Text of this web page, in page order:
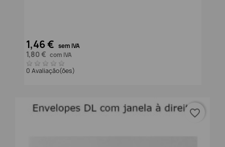
1,46 € sem IVA
1,80 € com IVA
0 Avaliação(ões)
favorite_border